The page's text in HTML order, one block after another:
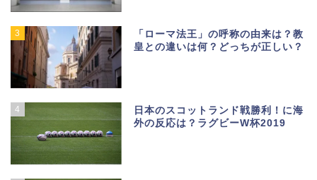
3
「ローマ法王」の呼称の由来は？教
皇との違いは何？どっちが正しい？
4
日本のスコットランド戦勝利！に海
外の反応は？ラグビーW杯2019